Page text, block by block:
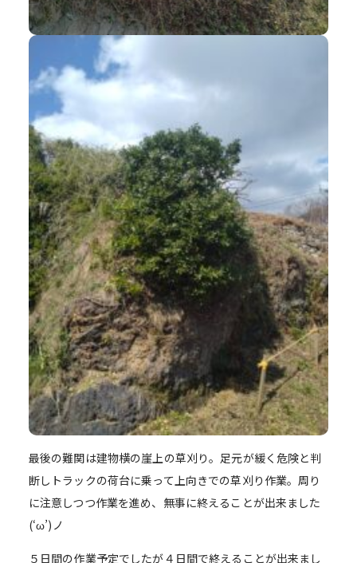
最後の難関は建物横の崖上の草刈り。足元が緩く危険と判
断しトラックの荷台に乗って上向きでの草刈り作業。周り
に注意しつつ作業を進め、無事に終えることが出来ました
(‘ω’)ノ
５日間の作業予定でしたが４日間で終えることが出来まし